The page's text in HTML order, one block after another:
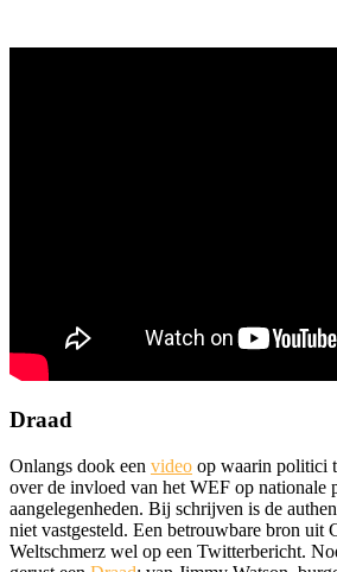
Draad
Onlangs dook een video op waarin politici
over de invloed van het WEF op nationale
aangelegenheden. Bij schrijven is de
niet vastgesteld. Een betrouwbare bron uit
Weltschmerz wel op een Twitterbericht.